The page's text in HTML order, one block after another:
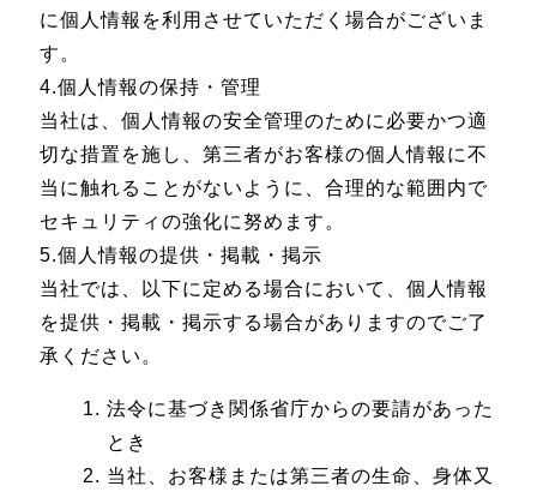
に個人情報を利用させていただく場合がございま
す。
4.個人情報の保持・管理
当社は、個人情報の安全管理のために必要かつ適
切な措置を施し、第三者がお客様の個人情報に不
当に触れることがないように、合理的な範囲内で
セキュリティの強化に努めます。
5.個人情報の提供・掲載・掲示
当社では、以下に定める場合において、個人情報
を提供・掲載・掲示する場合がありますのでご了
承ください。
法令に基づき関係省庁からの要請があった
とき
当社、お客様または第三者の生命、身体又